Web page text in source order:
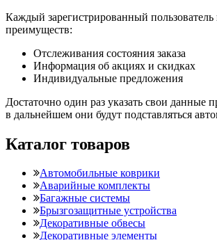
Каждый зарегистрированный пользователь
преимуществ:
Отслеживания состояния заказа
Информация об акциях и скидках
Индивидуальные предложения
Достаточно один раз указать свои данные
в дальнейшем они будут подставляться
Каталог товаров
Автомобильные коврики
Аварийные комплекты
Багажные системы
Брызгозащитные устройства
Декоративные обвесы
Декоративные элементы